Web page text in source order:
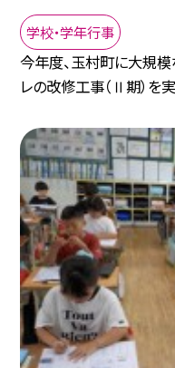
学校・学年行事
今年度、玉村町に大規模
レの改修工事（Ⅱ期）を